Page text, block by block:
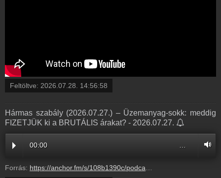
Feltöltve: 2026.07.28. 14:56:58
Hármas szabály (2026.07.27.) – Üzemanyag-sokk: meddig
FIZETJÜK ki a BRUTÁLIS árakat? - 2026.07.27.
00:00
Forrás: https://anchor.fm/s/108b1390c/podcast/play/123376738/https%3A%2F%2Fd3ctxlq1ktw2nl.cloudfront.net%2Fstaging%2F2026-6-27%2F428691074-44100-2-76fdc08640aca.mp3